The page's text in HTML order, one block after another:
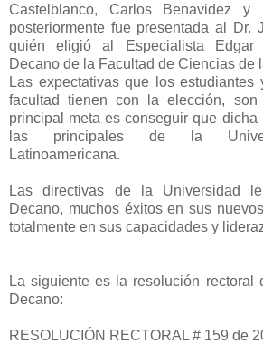
Castelblanco, Carlos Benavidez y
posteriormente fue presentada al Dr.
quién eligió al Especialista Edgar
Decano de la Facultad de Ciencias de
Las expectativas que los estudiantes
facultad tienen con la elección,
principal meta es conseguir que
las principales de la
Latinoamericana.
Las directivas de la Universidad
Decano, muchos éxitos en sus
totalmente en sus capacidades y
La siguiente es la resolución rectoral
Decano:
RESOLUCIÓN RECTORAL # 159 de